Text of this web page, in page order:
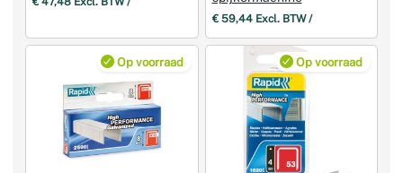
€ 59,44 Excl. BTW /
Op voorraad Op voorraad